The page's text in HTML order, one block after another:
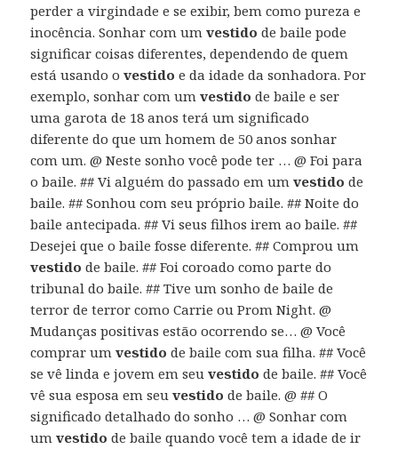
perder a virgindade e se exibir, bem como pureza e
inocência. Sonhar com umvestido de baile pode
significar coisas diferentes, dependendo de quem
está usando ovestido e da idade da sonhadora. Por
exemplo, sonhar com umvestido de baile e ser
uma garota de 18 anos terá um significado
diferente do que um homem de 50 anos sonhar
com um. @ Neste sonho você pode ter … @ Foi para
o baile. ## Vi alguém do passado em umvestido de
baile. ## Sonhou com seu próprio baile. ## Noite do
baile antecipada. ## Vi seus filhos irem ao baile. ##
Desejei que o baile fosse diferente. ## Comprou um
vestido de baile. ## Foi coroado como parte do
tribunal do baile. ## Tive um sonho de baile de
terror de terror como Carrie ou Prom Night. @
Mudanças positivas estão ocorrendo se… @ Você
comprar umvestido de baile com sua filha. ## Você
se vê linda e jovem em seuvestido de baile. ## Você
vê sua esposa em seuvestido de baile. @ ## O
significado detalhado do sonho … @ Sonhar com
umvestido de baile quando você tem a idade de ir